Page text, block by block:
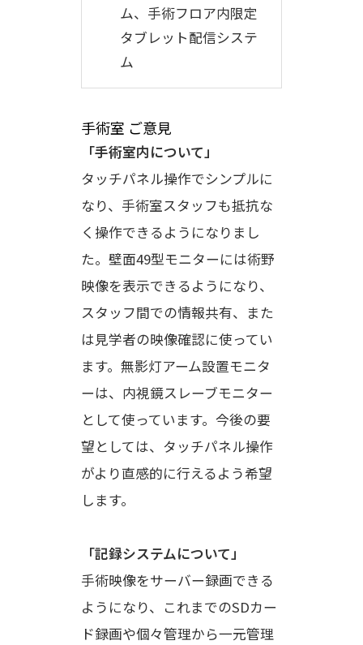
ム、手術フロア内限定
タブレット配信システ
ム
手術室 ご意見
「手術室内について」
タッチパネル操作でシンプルに
なり、手術室スタッフも抵抗な
く操作できるようになりまし
た。壁面49型モニターには術野
映像を表示できるようになり、
スタッフ間での情報共有、また
は見学者の映像確認に使ってい
ます。無影灯アーム設置モニタ
ーは、内視鏡スレーブモニター
として使っています。今後の要
望としては、タッチパネル操作
がより直感的に行えるよう希望
します。
「記録システムについて」
手術映像をサーバー録画できる
ようになり、これまでのSDカー
ド録画や個々管理から一元管理